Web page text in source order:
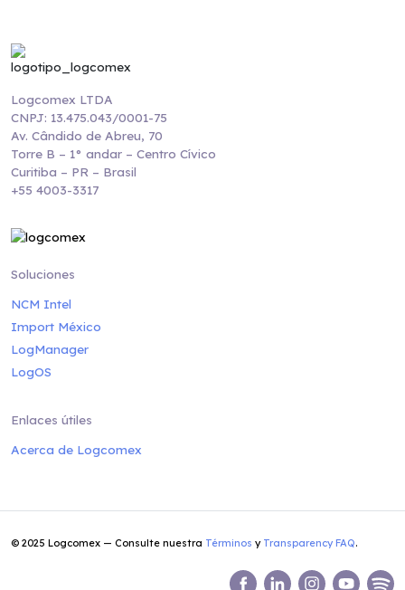
Logcomex LTDA
CNPJ: 13.475.043/0001-75
Av. Cândido de Abreu, 70
Torre B – 1° andar – Centro Cívico
Curitiba – PR – Brasil
+55 4003-3317
Soluciones
NCM Intel
Import México
LogManager
LogOS
Enlaces útiles
Acerca de Logcomex
© 2025 Logcomex — Consulte nuestra Términos y Transparency FAQ.